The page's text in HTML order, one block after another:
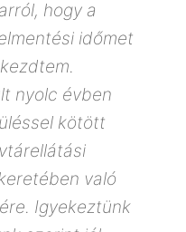
hogy a
időmet
nyolc évben
kötött
való
Igyekeztünk